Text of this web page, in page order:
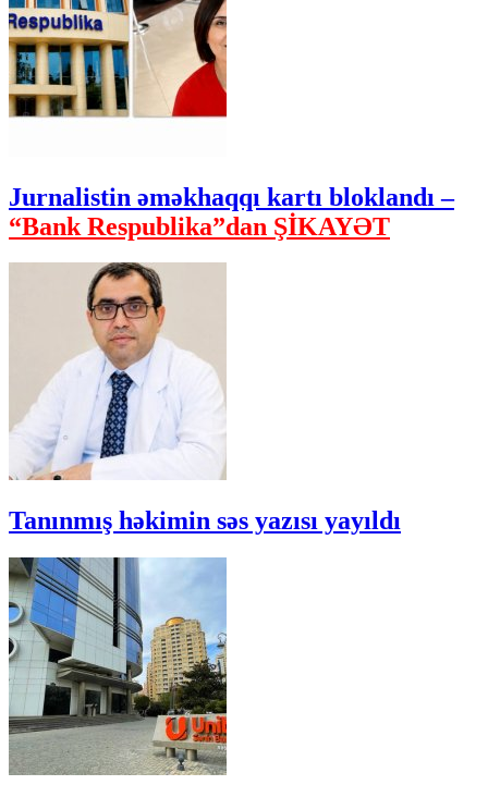
Jurnalistin əməkhaqqı kartı bloklandı –
“Bank Respublika”dan ŞİKAYƏT
Tanınmış həkimin səs yazısı yayıldı